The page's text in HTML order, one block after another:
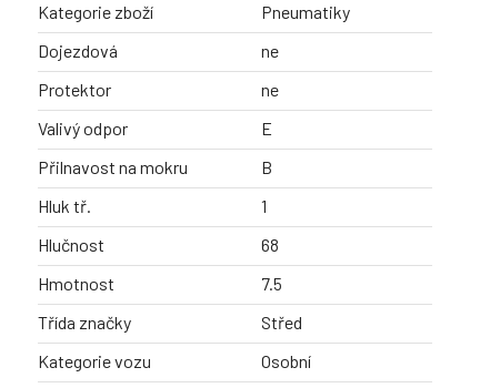
Kategorie zboží
Pneumatiky
Dojezdová
ne
Protektor
ne
Valivý odpor
E
Přilnavost na mokru
B
Hluk tř.
1
Hlučnost
68
Hmotnost
7.5
Třída značky
Střed
Kategorie vozu
Osobní